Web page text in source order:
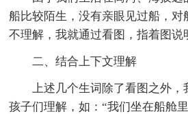
船比较陌生，没有亲眼见过船，对
不理解，我就通过看图，指着图说
二、结合上下文理解
上述几个生词除了看图之外
孩子们理解，如：“我们坐在船舱